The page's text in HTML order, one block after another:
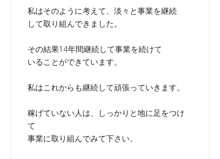
私はそのように考えて、淡々と事業を継続
して取り組んできました。
その結果14年間継続して事業を続けて
いることができています。
私はこれからも継続して頑張っていきます。
稼げていない人は、しっかりと地に足をつけ
て
事業に取り組んでみて下さい。